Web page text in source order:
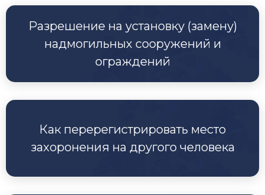
Разрешение на установку (замену)
надмогильных сооружений и
ограждений
Как перерегистрировать место
захоронения на другого человека